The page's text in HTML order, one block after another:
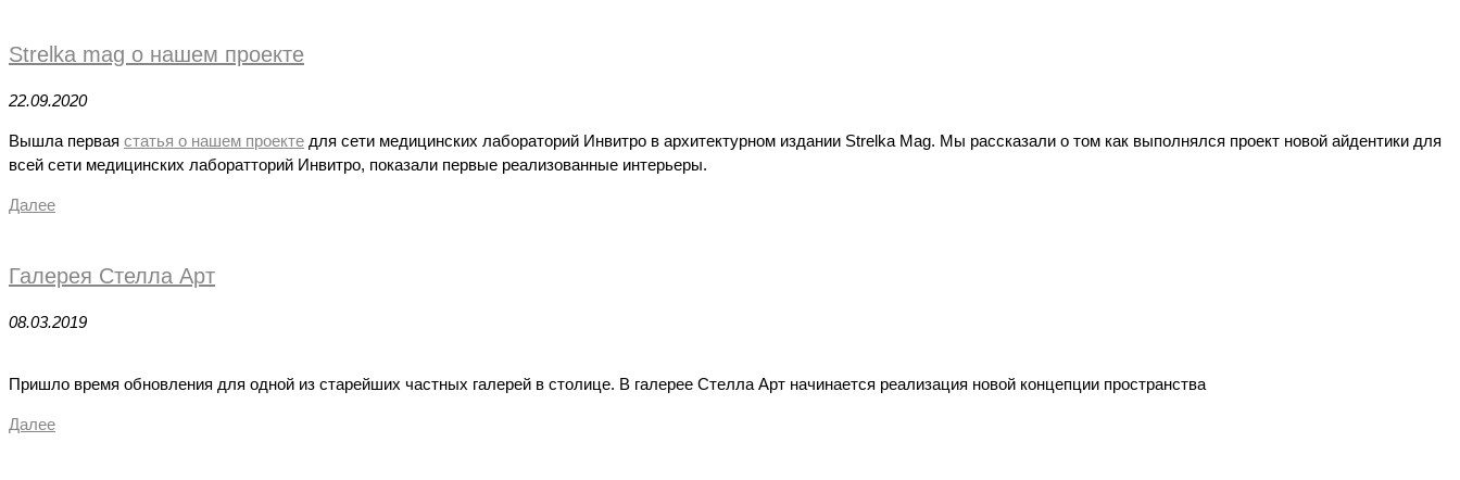
Strelka mag о нашем проекте
22.09.2020
Вышла первая статья о нашем проекте для сети медицинских лабораторий Инвитро в архитектурном издании Strelka Mag. Мы рассказали о том как выполнялся проект новой айдентики для
всей сети медицинских лаборатторий Инвитро, показали первые реализованные интерьеры.
Далее
Галерея Стелла Арт
08.03.2019
Пришло время обновления для одной из старейших частных галерей в столице. В галерее Стелла Арт начинается реализация новой концепции пространства
Далее